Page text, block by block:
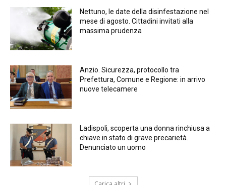
Nettuno, le date della disinfestazione nel
mese di agosto. Cittadini invitati alla
massima prudenza
Anzio. Sicurezza, protocollo tra
Prefettura, Comune e Regione: in arrivo
nuove telecamere
Ladispoli, scoperta una donna rinchiusa a
chiave in stato di grave precarietà.
Denunciato un uomo